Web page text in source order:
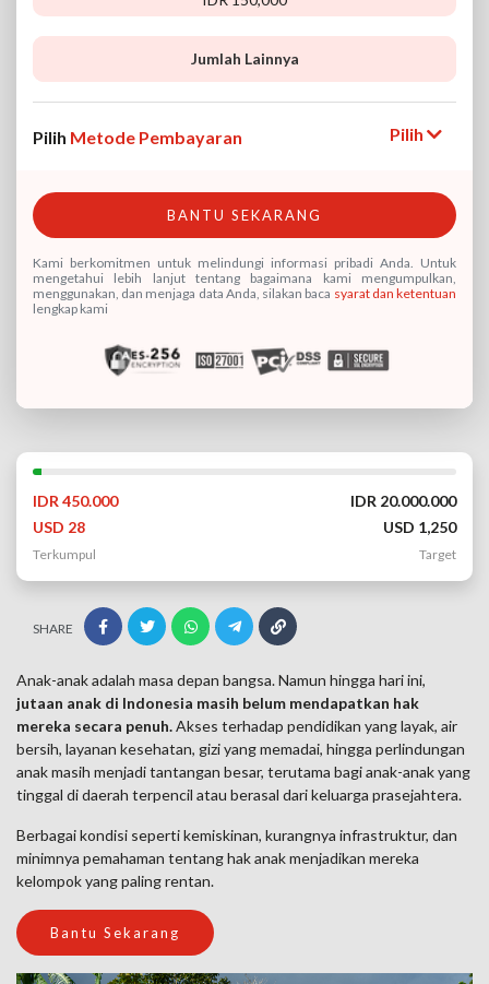
Jumlah Lainnya
Pilih Metode Pembayaran Pilih
BANTU SEKARANG
Kami berkomitmen untuk melindungi informasi pribadi Anda. Untuk
mengetahui lebih lanjut tentang bagaimana kami mengumpulkan,
menggunakan, dan menjaga data Anda, silakan baca syarat dan ketentuan
lengkap kami
IDR 450.000
USD 28
Terkumpul
IDR 20.000.000
USD 1,250
Target
SHARE
Anak-anak adalah masa depan bangsa. Namun hingga hari ini,
jutaan anak di Indonesia masih belum mendapatkan hak
mereka secara penuh.Akses terhadap pendidikan yang layak, air
bersih, layanan kesehatan, gizi yang memadai, hingga perlindungan
anak masih menjadi tantangan besar, terutama bagi anak-anak yang
tinggal di daerah terpencil atau berasal dari keluarga prasejahtera.
Berbagai kondisi seperti kemiskinan, kurangnya infrastruktur, dan
minimnya pemahaman tentang hak anak menjadikan mereka
kelompok yang paling rentan.
Bantu Sekarang